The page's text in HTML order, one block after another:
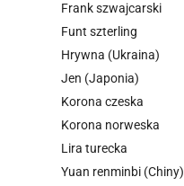
Frank szwajcarski
Funt szterling
Hrywna (Ukraina)
Jen (Japonia)
Korona czeska
Korona norweska
Lira turecka
Yuan renminbi (Chiny)